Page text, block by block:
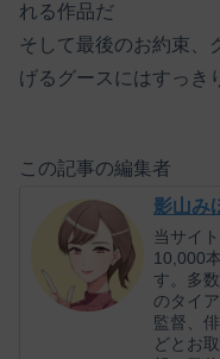
れる作品だ
そして最後のお約束、
げるグースにはすっき
この記事の編集者
影山み
当サイ
10,000
す。多
のタイ
監督、
どとお